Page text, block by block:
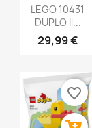
LEGO 10431
DUPLO Il...
29,99 €
favorite_border